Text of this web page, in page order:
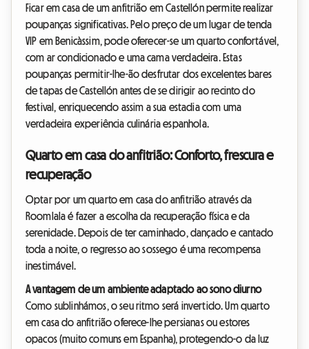
Ficar em casa de um anfitrião em Castellón permite realizar
poupanças significativas. Pelo preço de um lugar de tenda
VIP em Benicàssim, pode oferecer-se um quarto confortável,
com ar condicionado e uma cama verdadeira. Estas
poupanças permitir-lhe-ão desfrutar dos excelentes bares
de tapas de Castellón antes de se dirigir ao recinto do
festival, enriquecendo assim a sua estadia com uma
verdadeira experiência culinária espanhola.
Quarto em casa do anfitrião: Conforto, frescura e
recuperação
Optar por um quarto em casa do anfitrião através da
Roomlala é fazer a escolha da recuperação física e da
serenidade. Depois de ter caminhado, dançado e cantado
toda a noite, o regresso ao sossego é uma recompensa
inestimável.
A vantagem de um ambiente adaptado ao sono diurno
Como sublinhámos, o seu ritmo será invertido. Um quarto
em casa do anfitrião oferece-lhe persianas ou estores
opacos (muito comuns em Espanha), protegendo-o da luz